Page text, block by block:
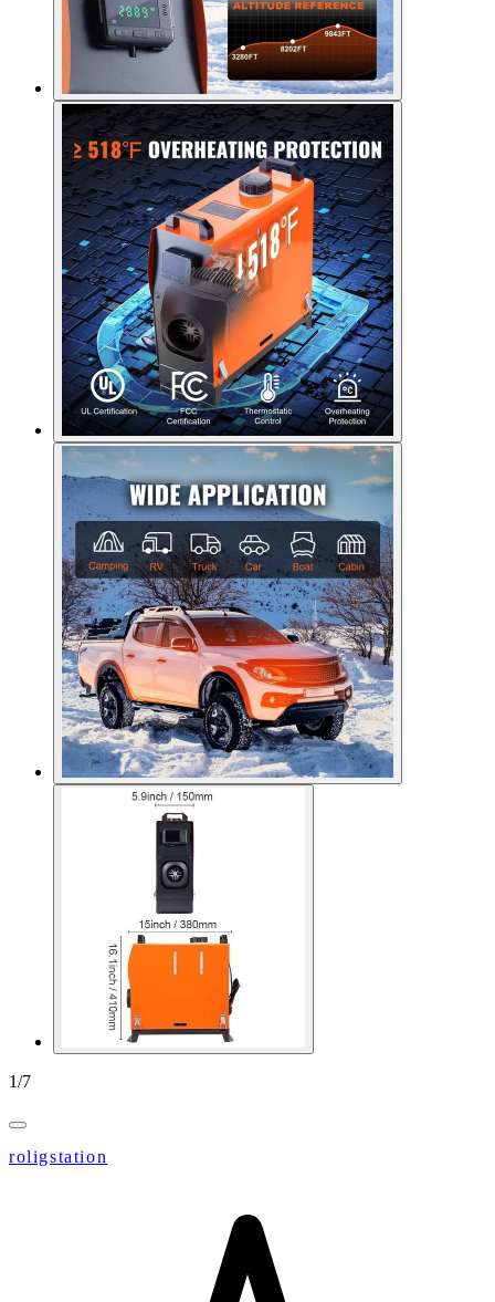
1/7
roligstation